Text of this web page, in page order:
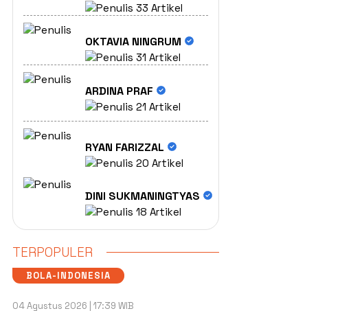
33 Artikel
OKTAVIA NINGRUM
31 Artikel
ARDINA PRAF
21 Artikel
RYAN FARIZZAL
20 Artikel
DINI SUKMANINGTYAS
18 Artikel
TERPOPULER
BOLA-INDONESIA
04 Agustus 2026 | 17:39 WIB